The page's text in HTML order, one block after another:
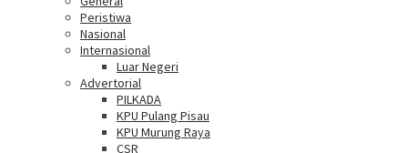
Peristiwa
Nasional
Internasional
Luar Negeri
Advertorial
PILKADA
KPU Pulang Pisau
KPU Murung Raya
CSR